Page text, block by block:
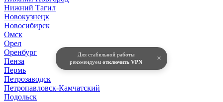
Для стабильной работы
рекомендуем отключить VPN ×
Нижний Тагил
Новокузнецк
Новосибирск
Омск
Орел
Оренбург
Пенза
Пермь
Петрозаводск
Петропавловск-Камчатский
Подольск